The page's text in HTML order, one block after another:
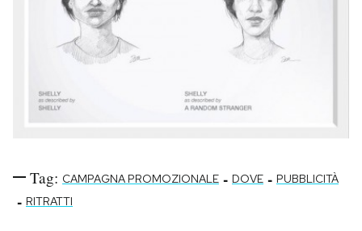
Tag: CAMPAGNA PROMOZIONALE - DOVE - PUBBLICITÀ
- RITRATTI